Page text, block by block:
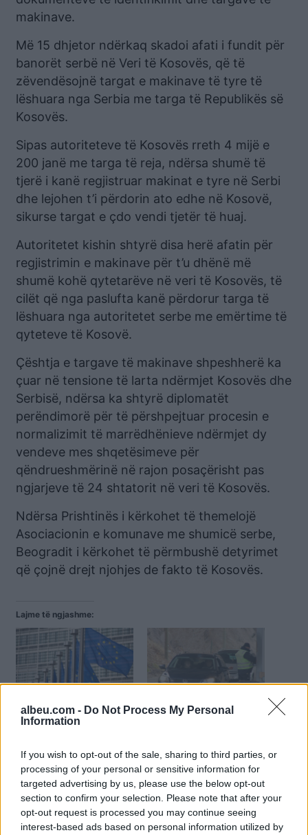
albeu.com - Do Not Process My Personal
Information
If you wish to opt-out of the sale, sharing to third parties, or
processing of your personal or sensitive information for
targeted advertising by us, please use the below opt-out
section to confirm your selection. Please note that after your
opt-out request is processed you may continue seeing
interest-based ads based on personal information utilized by
makinave.
Më 15 dhjetor ndërkaq skadoi afati i fundit për
banorët serbë në Veri të Kosovës, që të
zëvendësojnë targat e makinave të tyre të
lëshuara nga Serbia me targa të Republikës së
Kosovës.
Sipas autoriteteve të Kosovës rreth 4 mijë e
200 janë me targa të reja, ndërsa shumë të
tjerë i kanë regjistruar makinat e tyre në Serbi
dhe lejohen t’i përdorin ato edhe në Kosovë,
sikurse targat e çdo vendi tjetër të huaj.
Autoritetet kishin shtyrë disa herë afatin për
regjistrimin e makinave për t’u dhënë më
shumë kohë qytetarëve në veri të Kosovës, të
cilët që nga paslufta kanë përdorur targa të
lëshuara nga autoritetet serbe me emërtime të
qyteteve të Kosovë.
Çështja e targave të makinave shpeshherë ka
çuar në tensione të larta ndërmjet Kosovës dhe
Serbisë, ndërsa ka shtyrë diplomatët
perëndimorë për të përshpejtuar procesin e
normalizimit të marrëdhënieve ndërmjet dy
vendeve mes shqetësimeve për
qëndrueshmërinë në rajon posaçërisht pas
ngjarjeve të 24 shtatorit në veri të Kosovës.
Ndërsa Prishtinës i kërkohet të themelojë
Asociacionin e komunave me shumicë serbe,
Beogradit i kërkohet të përmbushë detyrimet
që çojnë drejt njohjes de fakto të Kosovës.
Lajme të ngjashme:
japë “kohë të
mjaftueshme” për
po lëvizin lirshëm nëpër